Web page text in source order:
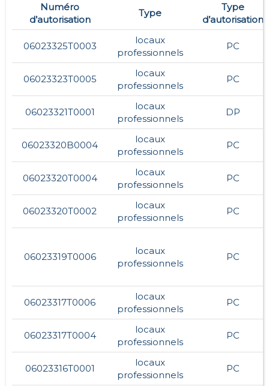
Numéro
d’autorisation
Type
Type
d’autorisation
06023325T0003
locaux
professionnels
PC
06023323T0005
locaux
professionnels
PC
06023321T0001
locaux
professionnels
DP
06023320B0004
locaux
professionnels
PC
06023320T0004
locaux
professionnels
PC
06023320T0002
locaux
professionnels
PC
06023319T0006
locaux
professionnels
PC
06023317T0006
locaux
professionnels
PC
06023317T0004
locaux
professionnels
PC
06023316T0001
locaux
professionnels
PC